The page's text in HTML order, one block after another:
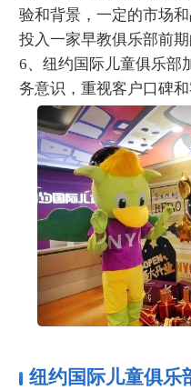
验和背景，一定的市场
投入一家早教俱乐部前
6、纽约国际儿童俱乐部
务意识，重视客户口碑和
纽约国际儿童俱乐